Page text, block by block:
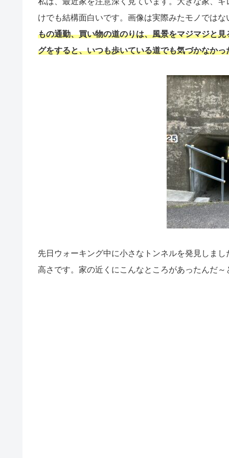
けでも結構面白いです。画像は実際みたモノでは
もの通勤、買い物の道のりは、風景をマジマジと
グをすると、いつも歩いている道でも気づかなか
先日ウォーキング中に小さなトンネルを発見しま
高さです。家の近くにこんなところがあったんだ